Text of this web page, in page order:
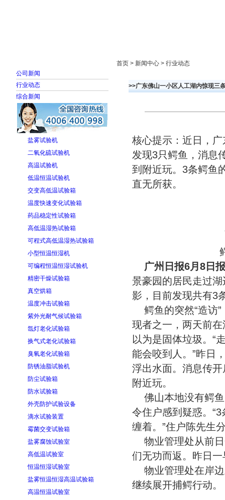
公司新闻
行业动态
综合新闻
盐雾试验机
二氧化硫试验机
高温试验机
低温恒温试验机
交变高低温试验箱
温度快速变化试验箱
药品稳定性试验箱
高低温湿热试验箱
可程式高低温湿热试验箱
小型恒温恒湿机
可编程恒温恒湿试验机
精密干燥试验箱
真空烘箱
温度冲击试验箱
紫外光耐气候试验箱
氙灯老化试验箱
换气式老化试验箱
臭氧老化试验箱
防锈油脂试验机
防尘试验箱
防水试验箱
外壳防护试验设备
滴水试验装置
霉菌交变试验箱
盐雾腐蚀试验室
高低温试验室
恒温恒湿试验室
盐雾恒温恒湿高温试验箱
高温恒温试验室
首页 > 新闻中心 > 行业动态
>>广东佛山一小区人工湖内惊现三
核心提示：近日，
发现3只鳄鱼，消息
到附近玩。3条鳄鱼
直无所获。
广州日报6月8日
景豪园的居民走过
影，目前发现共有3
鳄鱼的突然“造访
现者之一，两天前
以为是固体垃圾。“
能会咬到人。”昨日
浮出水面。消息传
附近玩。
佛山本地没有鳄
令住户感到疑惑。
缠着。”住户陈先生
物业管理处从前
们无功而返。昨日
物业管理处在岸
继续展开捕鳄行动。